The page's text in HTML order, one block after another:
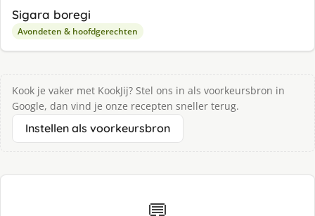
Sigara boregi
Avondeten & hoofdgerechten
Kook je vaker met KookJij? Stel ons in als voorkeursbron in
Google, dan vind je onze recepten sneller terug.
Instellen als voorkeursbron